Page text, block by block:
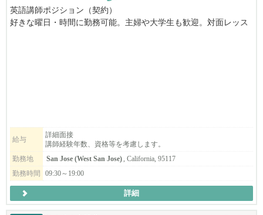
英語講師ポジション（契約）
好きな曜日・時間に勤務可能。主婦や大学生も歓迎。対面レッス
English Communication Service (ECS) is seeking dedicated English teac
hers who strive to help students reach their full potential while providing
instruction with empathy and care.
給与
詳細面接
講師経験年数、資格等を考慮します。
勤務地
San Jose (West San Jose), California, 95117
勤務時間
09:30～19:00
詳細